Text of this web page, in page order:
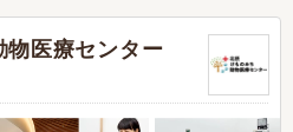
物医療センター